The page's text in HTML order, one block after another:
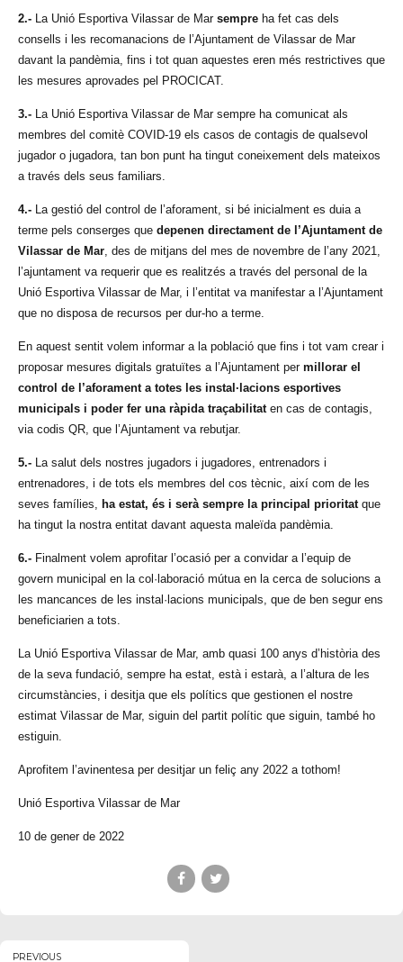
2.- La Unió Esportiva Vilassar de Mar sempre ha fet cas dels
consells i les recomanacions de l’Ajuntament de Vilassar de Mar
davant la pandèmia, fins i tot quan aquestes eren més restrictives que
les mesures aprovades pel PROCICAT.
3.- La Unió Esportiva Vilassar de Mar sempre ha comunicat als
membres del comitè COVID-19 els casos de contagis de qualsevol
jugador o jugadora, tan bon punt ha tingut coneixement dels mateixos
a través dels seus familiars.
4.- La gestió del control de l’aforament, si bé inicialment es duia a
terme pels conserges que depenen directament de l’Ajuntament de
Vilassar de Mar , des de mitjans del mes de novembre de l’any 2021,
l’ajuntament va requerir que es realitzés a través del personal de la
Unió Esportiva Vilassar de Mar, i l’entitat va manifestar a l’Ajuntament
que no disposa de recursos per dur-ho a terme.
En aquest sentit volem informar a la població que fins i tot vam crear i
proposar mesures digitals gratuïtes a l’Ajuntament per millorar el
control de l’aforament a totes les instal·lacions esportives
municipals i poder fer una ràpida traçabilitat en cas de contagis,
via codis QR, que l’Ajuntament va rebutjar.
5.- La salut dels nostres jugadors i jugadores, entrenadors i
entrenadores, i de tots els membres del cos tècnic, així com de les
seves famílies,
ha estat, és i serà sempre la principal prioritat que
ha tingut la nostra entitat davant aquesta maleïda pandèmia.
6.- Finalment volem aprofitar l’ocasió per a convidar a l’equip de
govern municipal en la col·laboració mútua en la cerca de solucions a
les mancances de les instal·lacions municipals, que de ben segur ens
beneficiarien a tots.
La Unió Esportiva Vilassar de Mar, amb quasi 100 anys d’història des
de la seva fundació, sempre ha estat, està i estarà, a l’altura de les
circumstàncies, i desitja que els polítics que gestionen el nostre
estimat Vilassar de Mar, siguin del partit polític que siguin, també ho
estiguin.
Aprofitem l’avinentesa per desitjar un feliç any 2022 a tothom!
Unió Esportiva Vilassar de Mar
10 de gener de 2022
PREVIOUS